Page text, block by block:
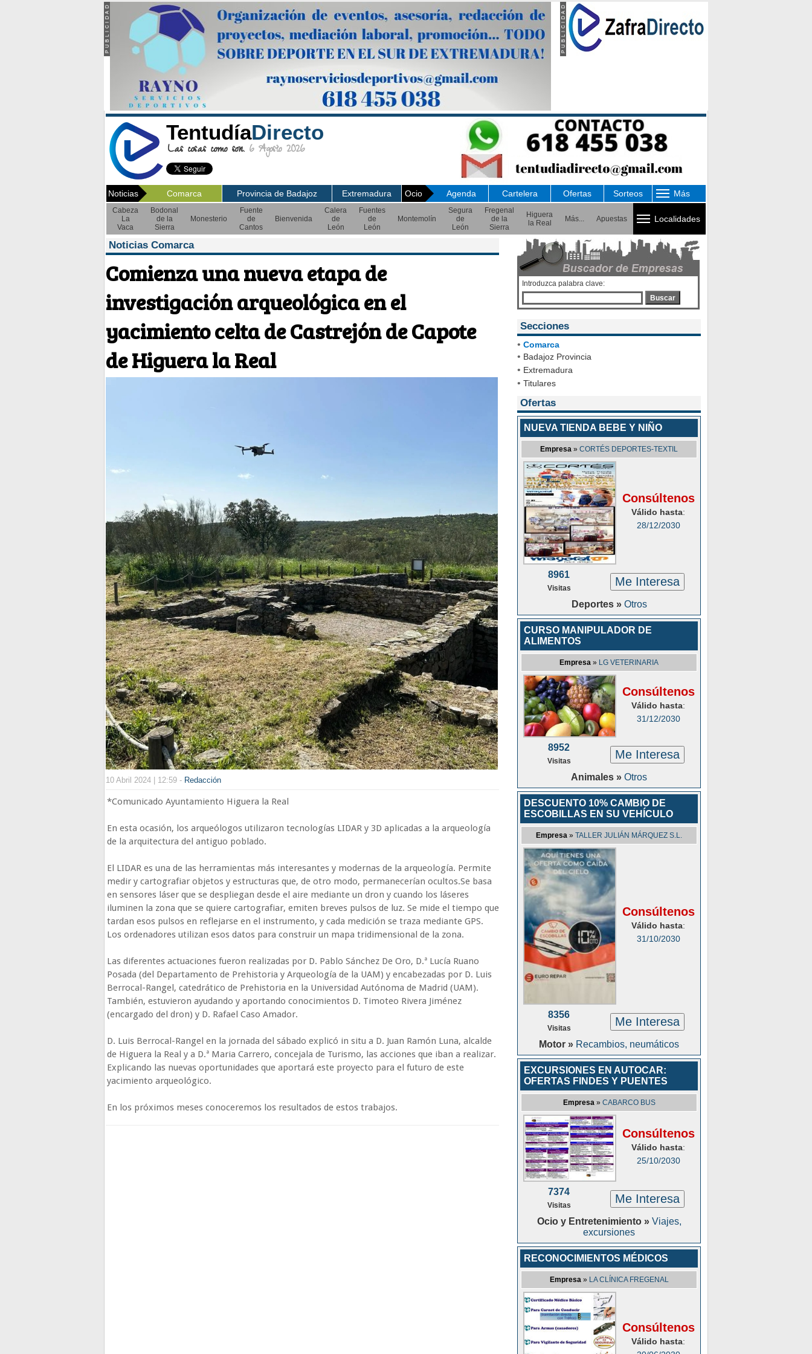
TentudíaDirecto
Las cosas como son. 6 Agosto 2026
Noticias Comarca Provincia de Badajoz Extremadura Ocio Agenda Cartelera Ofertas Sorteos Más
Cabeza
La
Vaca
Bodonal
de la
Sierra
Monesterio
Fuente
de
Cantos
Bienvenida
Calera
de
León
Fuentes
de
León
Montemolín
Segura
de
León
Fregenal
de la
Sierra
Higuera
la Real
Más... Apuestas Localidades
Noticias Comarca
Comienza una nueva etapa de
investigación arqueológica en el
yacimiento celta de Castrejón de Capote
de Higuera la Real
10 Abril 2024 | 12:59 - Redacción
*Comunicado Ayuntamiento Higuera la Real
En esta ocasión, los arqueólogos utilizaron tecnologías LIDAR y 3D aplicadas a la arqueología
de la arquitectura del antiguo poblado.
El LIDAR es una de las herramientas más interesantes y modernas de la arqueología. Permite
medir y cartografiar objetos y estructuras que, de otro modo, permanecerían ocultos.Se basa
en sensores láser que se despliegan desde el aire mediante un dron y cuando los láseres
iluminen la zona que se quiere cartografiar, emiten breves pulsos de luz. Se mide el tiempo que
tardan esos pulsos en reflejarse en el instrumento, y cada medición se traza mediante GPS.
Los ordenadores utilizan esos datos para construir un mapa tridimensional de la zona.
Las diferentes actuaciones fueron realizadas por D. Pablo Sánchez De Oro, D.ª Lucía Ruano
Posada (del Departamento de Prehistoria y Arqueología de la UAM) y encabezadas por D. Luis
Berrocal-Rangel, catedrático de Prehistoria en la Universidad Autónoma de Madrid (UAM).
También, estuvieron ayudando y aportando conocimientos D. Timoteo Rivera Jiménez
(encargado del dron) y D. Rafael Caso Amador.
D. Luis Berrocal-Rangel en la jornada del sábado explicó in situ a D. Juan Ramón Luna, alcalde
de Higuera la Real y a D.ª Maria Carrero, concejala de Turismo, las acciones que iban a realizar.
Explicando las nuevas oportunidades que aportará este proyecto para el futuro de este
yacimiento arqueológico.
En los próximos meses conoceremos los resultados de estos trabajos.
Introduzca palabra clave:
Buscar
Secciones
• Comarca
• Badajoz Provincia
• Extremadura
• Titulares
Ofertas
NUEVA TIENDA BEBE Y NIÑO
Empresa » CORTÉS DEPORTES-TEXTIL
Consúltenos
Válido hasta:
28/12/2030
8961
Visitas Me Interesa
Deportes » Otros
CURSO MANIPULADOR DE
ALIMENTOS
Empresa » LG VETERINARIA
Consúltenos
Válido hasta:
31/12/2030
8952
Visitas Me Interesa
Animales » Otros
DESCUENTO 10% CAMBIO DE
ESCOBILLAS EN SU VEHÍCULO
Empresa » TALLER JULIÁN MÁRQUEZ S.L.
Consúltenos
Válido hasta:
31/10/2030
8356
Visitas Me Interesa
Motor » Recambios, neumáticos
EXCURSIONES EN AUTOCAR:
OFERTAS FINDES Y PUENTES
Empresa» CABARCO BUS
Consúltenos
Válido hasta:
25/10/2030
7374
Visitas Me Interesa
Ocio y Entretenimiento » Viajes,
excursiones
RECONOCIMIENTOS MÉDICOS
Empresa» LA CLÍNICA FREGENAL
Consúltenos
Válido hasta: